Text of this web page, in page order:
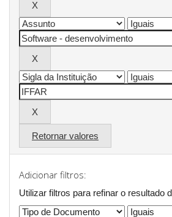
Retornar valores
Adicionar filtros:
Utilizar filtros para refinar o resultado